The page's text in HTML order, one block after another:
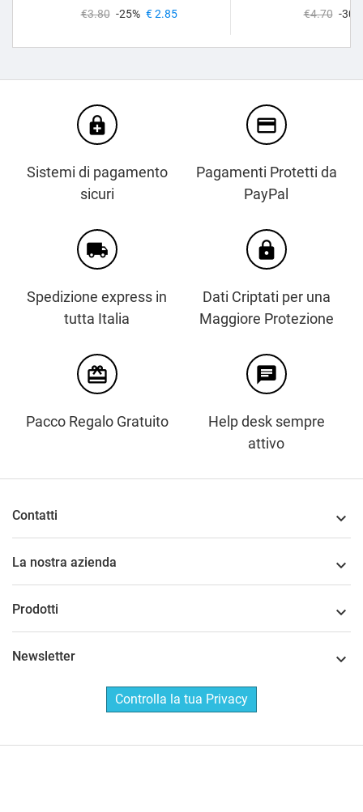
€3.80 -25% € 2.85 €4.70 -30%
enhanced_encryption
Sistemi di pagamento
sicuri
credit_card
Pagamenti Protetti da
PayPal
local_shipping
Spedizione express in
tutta Italia
https
Dati Criptati per una
Maggiore Protezione
card_giftcard
Pacco Regalo Gratuito
chat
Help desk sempre
attivo
Contatti 
La nostra azienda 
Prodotti 
Newsletter 
Controlla la tua Privacy